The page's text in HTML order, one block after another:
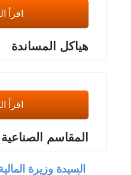
اقرأ
هياكل المساندة
اقرأ
المقاسم الصناعية
السيدة وزيرة